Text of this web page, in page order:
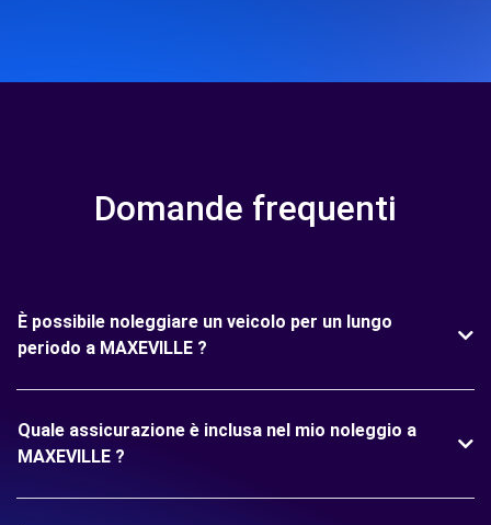
Domande frequenti
È possibile noleggiare un veicolo per un lungo
periodo a MAXEVILLE ?
Quale assicurazione è inclusa nel mio noleggio a
MAXEVILLE ?